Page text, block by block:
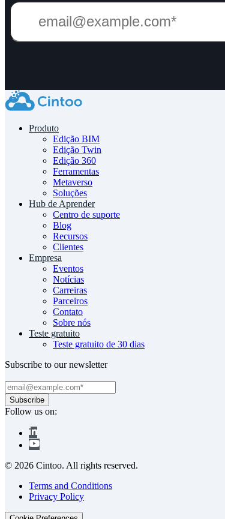
Produto
Edição BIM
Edição Twin
Edição 360
Ferramentas
Metaverso
Soluções
Hub de Aprender
Centro de suporte
Blog
Recursos
Clientes
Empresa
Eventos
Notícias
Carreiras
Parceiros
Contato
Sobre nós
Teste gratuito
Teste gratuito de 30 dias
Subscribe to our newsletter
Follow us on:
© 2026 Cintoo. All rights reserved.
Terms and Conditions
Privacy Policy